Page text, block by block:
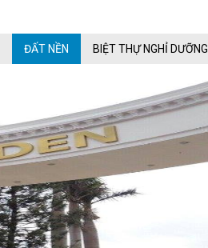
ĐẤT NỀN BIỆT THỰ NGHỈ DƯỠNG